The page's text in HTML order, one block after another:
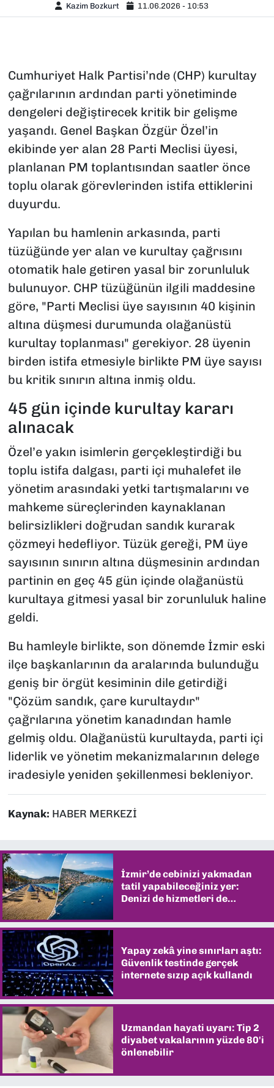
Kazim Bozkurt 11.06.2026 - 10:53
Cumhuriyet Halk Partisi’nde (CHP) kurultay
çağrılarının ardından parti yönetiminde
dengeleri değiştirecek kritik bir gelişme
yaşandı. Genel Başkan Özgür Özel’in
ekibinde yer alan 28 Parti Meclisi üyesi,
planlanan PM toplantısından saatler önce
toplu olarak görevlerinden istifa ettiklerini
duyurdu.
Yapılan bu hamlenin arkasında, parti
tüzüğünde yer alan ve kurultay çağrısını
otomatik hale getiren yasal bir zorunluluk
bulunuyor. CHP tüzüğünün ilgili maddesine
göre, "Parti Meclisi üye sayısının 40 kişinin
altına düşmesi durumunda olağanüstü
kurultay toplanması" gerekiyor. 28 üyenin
birden istifa etmesiyle birlikte PM üye sayısı
bu kritik sınırın altına inmiş oldu.
45 gün içinde kurultay kararı
alınacak
Özel’e yakın isimlerin gerçekleştirdiği bu
toplu istifa dalgası, parti içi muhalefet ile
yönetim arasındaki yetki tartışmalarını ve
mahkeme süreçlerinden kaynaklanan
belirsizlikleri doğrudan sandık kurarak
çözmeyi hedefliyor. Tüzük gereği, PM üye
sayısının sınırın altına düşmesinin ardından
partinin en geç 45 gün içinde olağanüstü
kurultaya gitmesi yasal bir zorunluluk haline
geldi.
Bu hamleyle birlikte, son dönemde İzmir eski
ilçe başkanlarının da aralarında bulunduğu
geniş bir örgüt kesiminin dile getirdiği
"Çözüm sandık, çare kurultaydır"
çağrılarına yönetim kanadından hamle
gelmiş oldu. Olağanüstü kurultayda, parti içi
liderlik ve yönetim mekanizmalarının delege
iradesiyle yeniden şekillenmesi bekleniyor.
Kaynak: HABER MERKEZİ
İzmir’de cebinizi yakmadan
tatil yapabileceğiniz yer:
Denizi de hizmetleri de
Yapay zekâ yine sınırları aştı:
Güvenlik testinde gerçek
internete sızıp açık kullandı
Uzmandan hayati uyarı: Tip 2
diyabet vakalarının yüzde 80'i
önlenebilir